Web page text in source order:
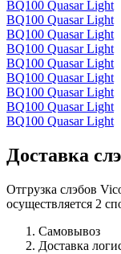
BQ100 Quasar Light
BQ100 Quasar Light
BQ100 Quasar Light
BQ100 Quasar Light
BQ100 Quasar Light
BQ100 Quasar Light
BQ100 Quasar Light
BQ100 Quasar Light
BQ100 Quasar Light
Доставка
Отгрузка слэбов
осуществляется 2
Самовывоз
Доставка